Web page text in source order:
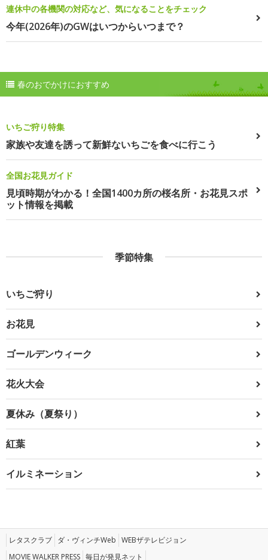
連休中の各機関の対応など、気になることをチェック
今年(2026年)のGWはいつからいつまで？
春のおでかけにおすすめ
いちご狩り特集
家族や友達を誘って新鮮ないちごを食べに行こう
全国お花見ガイド
見頃時期がわかる！全国1400カ所の桜名所・お花見スポ
ット情報を掲載
季節特集
いちご狩り
お花見
ゴールデンウィーク
花火大会
夏休み（夏祭り）
紅葉
イルミネーション
レタスクラブ ダ・ヴィンチWeb WEBザテレビジョン
MOVIE WALKER PRESS 毎日が発見ネット